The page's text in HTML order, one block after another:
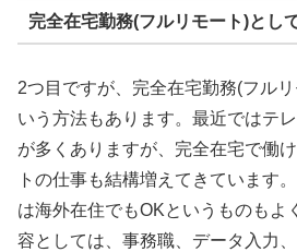
完全在宅勤務(フルリモート)とし
2つ目ですが、完全在宅勤務(フル
いう方法もあります。最近ではテ
が多くありますが、完全在宅で働
トの仕事も結構増えてきています
は海外在住でもOKというものもよ
容としては、事務職、データ入力